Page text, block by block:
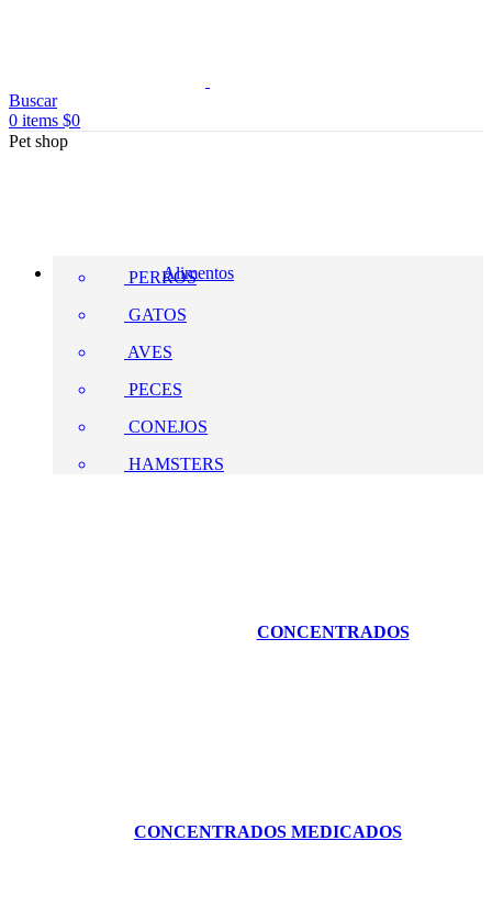
Buscar
0 items $0
Pet shop
Alimentos
PERROS
GATOS
AVES
PECES
CONEJOS
HAMSTERS
CONCENTRADOS
CONCENTRADOS MEDICADOS